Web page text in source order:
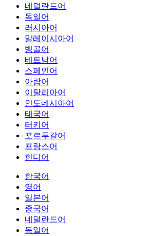
네덜란드어
독일어
러시아어
말레이시아어
벵골어
베트남어
스페인어
아랍어
이탈리아어
인도네시아어
태국어
터키어
포르투갈어
프랑스어
힌디어
한국어
영어
일본어
중국어
네덜란드어
독일어